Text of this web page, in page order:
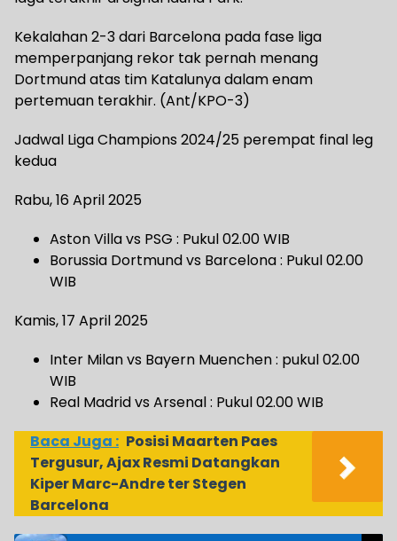
Kekalahan 2-3 dari Barcelona pada fase liga
memperpanjang rekor tak pernah menang
Dortmund atas tim Katalunya dalam enam
pertemuan terakhir. (Ant/KPO-3)
Jadwal Liga Champions 2024/25 perempat final leg
kedua
Rabu, 16 April 2025
Aston Villa vs PSG : Pukul 02.00 WIB
Borussia Dortmund vs Barcelona : Pukul 02.00
WIB
Kamis, 17 April 2025
Inter Milan vs Bayern Muenchen : pukul 02.00
WIB
Real Madrid vs Arsenal : Pukul 02.00 WIB
Baca Juga : Posisi Maarten Paes
Tergusur, Ajax Resmi Datangkan
Kiper Marc-Andre ter Stegen
Barcelona